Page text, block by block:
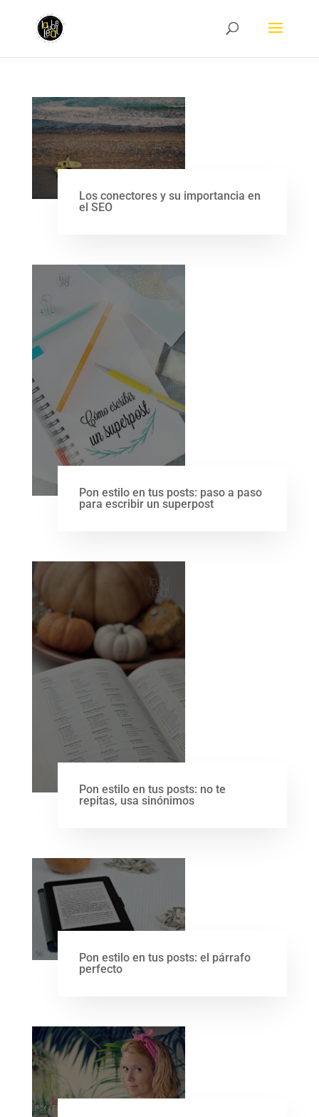
Los conectores y su importancia en
el SEO
Pon estilo en tus posts: paso a paso
para escribir un superpost
Pon estilo en tus posts: no te
repitas, usa sinónimos
Pon estilo en tus posts: el párrafo
perfecto